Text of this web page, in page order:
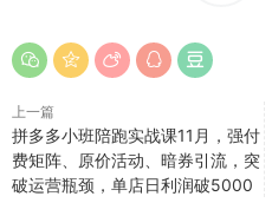
上一篇
拼多多小班陪跑实战课11月，强付
费矩阵、原价活动、暗券引流，突
破运营瓶颈，单店日利润破5000